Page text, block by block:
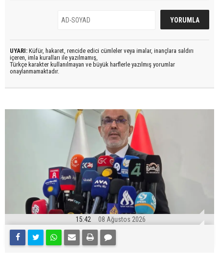
UYARI: Küfür, hakaret, rencide edici cümleler veya imalar, inançlara saldırı
içeren, imla kuralları ile yazılmamış,
Türkçe karakter kullanılmayan ve büyük harflerle yazılmış yorumlar
onaylanmamaktadır.
15:42 08 Ağustos 2026